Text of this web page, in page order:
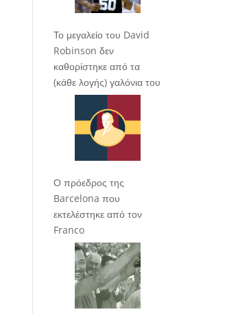
Το μεγαλείο του David
Robinson δεν
καθορίστηκε από τα
(κάθε λογής) γαλόνια του
Ο πρόεδρος της
Barcelona που
εκτελέστηκε από τον
Franco